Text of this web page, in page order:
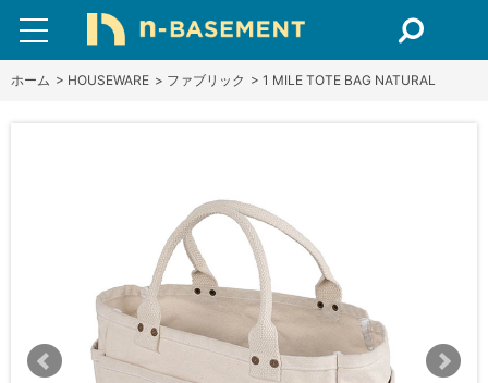
ホーム > HOUSEWARE > ファブリック > 1 MILE TOTE BAG NATURAL